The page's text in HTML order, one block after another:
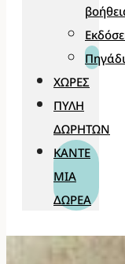
ΧΏΡΕΣ
ΠΎΛΗ
ΔΩΡΗΤΏΝ
ΚΆΝΤΕ
ΜΊΑ
ΔΩΡΕΆ